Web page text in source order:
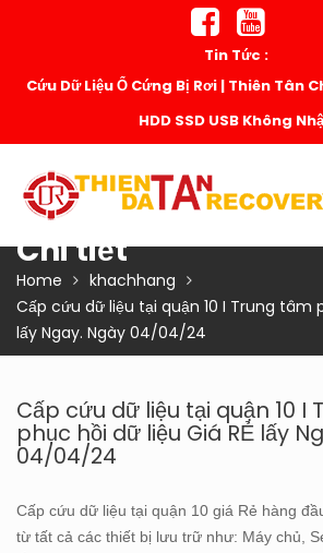
Tin Tức :
Cứu Dữ Liệu Ổ Cứng Bị Rơi | Thiên Tân
HDD SSD USB Không
Chi tiết
Home
khachhang
Cấp cứu dữ liệu tại quận 10 I Trung tâm
lấy Ngay. Ngày 04/04/24
Cấp cứu dữ liệu tại quận 10 I
phục hồi dữ liệu Giá RẺ lấy
04/04/24
Cấp cứu dữ liệu tại quận 10 giá Rẻ hàng
từ tất cả các thiết bị lưu trữ như: Máy chủ,